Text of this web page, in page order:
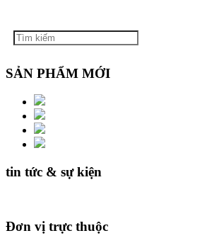
SẢN PHẨM MỚI
tin tức & sự kiện
Đơn vị trực thuộc